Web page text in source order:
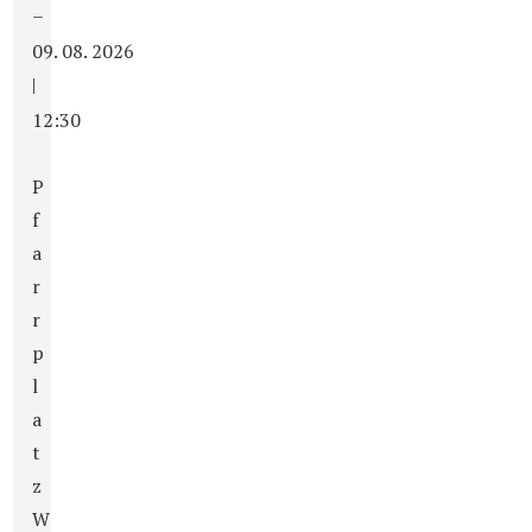
–
09. 08. 2026
|
12:30
P
f
a
r
r
p
l
a
t
z
W